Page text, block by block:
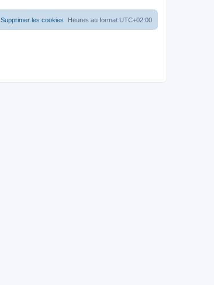
Heures au format UTC+02:00
Supprimer les cookies